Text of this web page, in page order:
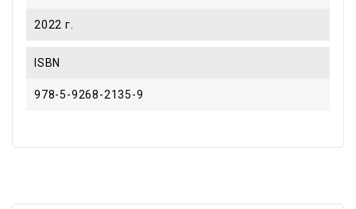
2022 г.
ISBN
978-5-9268-2135-9